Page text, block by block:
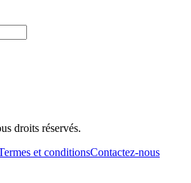
droits réservés.
et conditionsContactez-nous